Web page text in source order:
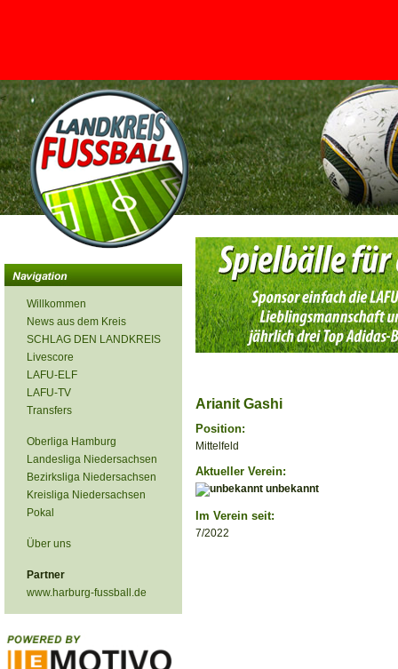
<
Willkommen
News aus dem Kreis
SCHLAG DEN LANDKREIS
Livescore
LAFU-ELF
LAFU-TV
Transfers
Oberliga Hamburg
Landesliga Niedersachsen
Bezirksliga Niedersachsen
Kreisliga Niedersachsen
Pokal
Über uns
Partner
www.harburg-fussball.de
Arianit Gashi
Position:
Mittelfeld
Aktueller Verein:
unbekannt
Im Verein seit:
7/2022